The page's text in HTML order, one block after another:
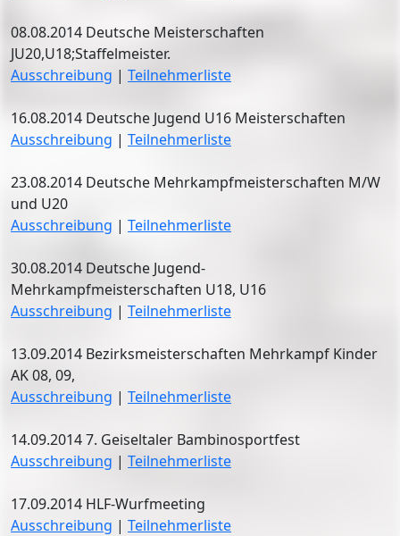
08.08.2014 Deutsche Meisterschaften
JU20,U18;Staffelmeister.
Ausschreibung | Teilnehmerliste
16.08.2014 Deutsche Jugend U16 Meisterschaften
Ausschreibung | Teilnehmerliste
23.08.2014 Deutsche Mehrkampfmeisterschaften M/W
und U20
Ausschreibung | Teilnehmerliste
30.08.2014 Deutsche Jugend-
Mehrkampfmeisterschaften U18, U16
Ausschreibung | Teilnehmerliste
13.09.2014 Bezirksmeisterschaften Mehrkampf Kinder
AK 08, 09,
Ausschreibung | Teilnehmerliste
14.09.2014 7. Geiseltaler Bambinosportfest
Ausschreibung | Teilnehmerliste
17.09.2014 HLF-Wurfmeeting
Ausschreibung | Teilnehmerliste